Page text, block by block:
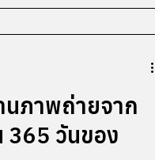
ภาพถ่ายจาก
365 วันของ